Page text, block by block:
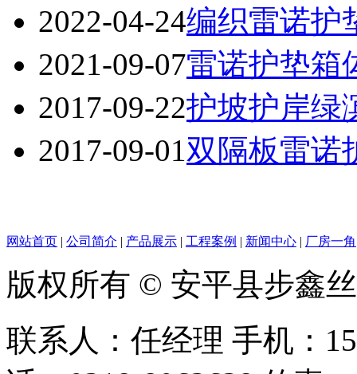
2022-04-24编织雷诺护
2021-09-07雷诺护垫箱
2017-09-22护坡护岸绿
2017-09-01双隔板雷诺
网站首页 | 公司简介 | 产品展示 | 工程案例 | 新闻中心 | 厂房一角
版权所有 © 安平县步鑫
联系人：任经理 手机：